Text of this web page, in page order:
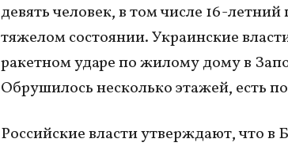
девять человек, в том числе 16-
тяжелом состоянии. Украинские
ракетном ударе по жилому дому в
Обрушилось несколько этажей, есть
Российские власти утверждают, что в